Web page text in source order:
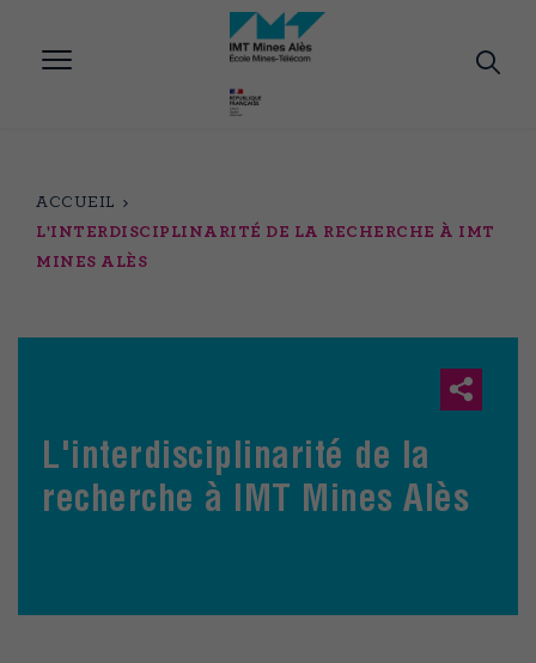
contenu
ACCUEIL
L'INTERDISCIPLINARITÉ DE LA RECHERCHE À IMT
MINES ALÈS
L'interdisciplinarité de la
recherche à IMT Mines Alès